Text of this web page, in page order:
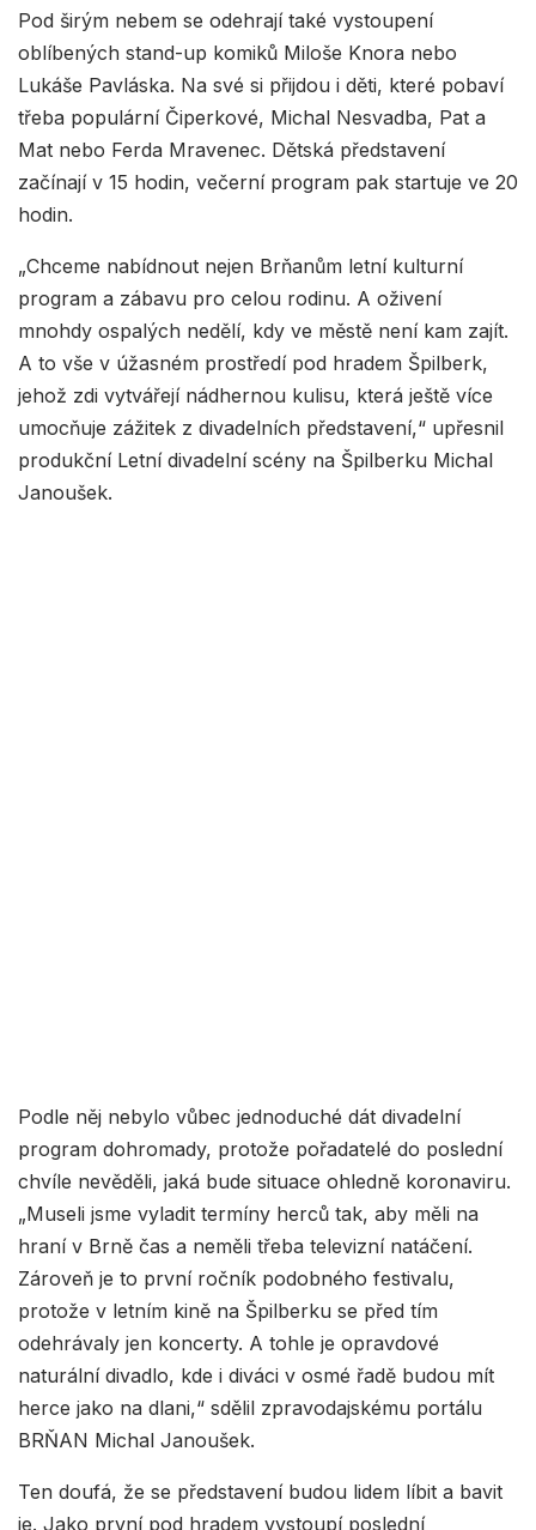
Pod širým nebem se odehrají také vystoupení
oblíbených stand-up komiků Miloše Knora nebo
Lukáše Pavláska. Na své si přijdou i děti, které pobaví
třeba populární Čiperkové, Michal Nesvadba, Pat a
Mat nebo Ferda Mravenec. Dětská představení
začínají v 15 hodin, večerní program pak startuje ve 20
hodin.
„Chceme nabídnout nejen Brňanům letní kulturní
program a zábavu pro celou rodinu. A oživení
mnohdy ospalých nedělí, kdy ve městě není kam zajít.
A to vše v úžasném prostředí pod hradem Špilberk,
jehož zdi vytvářejí nádhernou kulisu, která ještě více
umocňuje zážitek z divadelních představení,“ upřesnil
produkční Letní divadelní scény na Špilberku Michal
Janoušek.
Podle něj nebylo vůbec jednoduché dát divadelní
program dohromady, protože pořadatelé do poslední
chvíle nevěděli, jaká bude situace ohledně koronaviru.
„Museli jsme vyladit termíny herců tak, aby měli na
hraní v Brně čas a neměli třeba televizní natáčení.
Zároveň je to první ročník podobného festivalu,
protože v letním kině na Špilberku se před tím
odehrávaly jen koncerty. A tohle je opravdové
naturální divadlo, kde i diváci v osmé řadě budou mít
herce jako na dlani,“ sdělil zpravodajskému portálu
BRŇAN Michal Janoušek.
Ten doufá, že se představení budou lidem líbit a bavit
je. Jako první pod hradem vystoupí poslední